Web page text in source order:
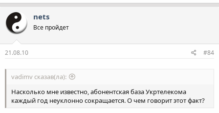
nets
Все пройдет
21.08.10 #84
vadimv сказав(ла):
Насколько мне известно, абонентская база Укртелекома
каждый год неуклонно сокращается. О чем говорит этот факт?